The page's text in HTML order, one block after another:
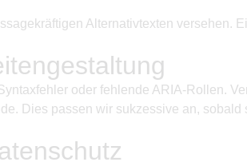
Alternativtexten
oder fehlende ARIA-Rollen.
Dies passen wir sukzessive an,